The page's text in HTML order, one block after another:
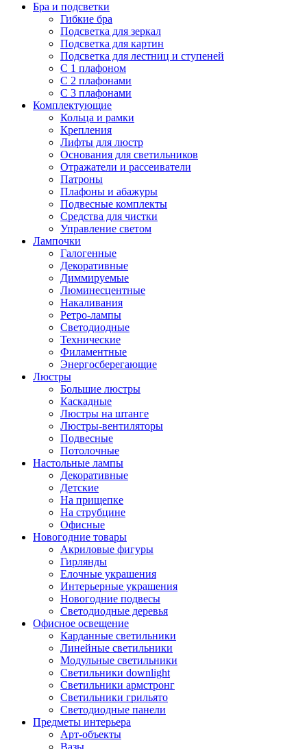
Бра и подсветки
Гибкие бра
Подсветка для зеркал
Подсветка для картин
Подсветка для лестниц и ступеней
С 1 плафоном
С 2 плафонами
С 3 плафонами
Комплектующие
Кольца и рамки
Крепления
Лифты для люстр
Основания для светильников
Отражатели и рассеиватели
Патроны
Плафоны и абажуры
Подвесные комплекты
Средства для чистки
Управление светом
Лампочки
Галогенные
Декоративные
Диммируемые
Люминесцентные
Накаливания
Ретро-лампы
Светодиодные
Технические
Филаментные
Энергосберегающие
Люстры
Большие люстры
Каскадные
Люстры на штанге
Люстры-вентиляторы
Подвесные
Потолочные
Настольные лампы
Декоративные
Детские
На прищепке
На струбцине
Офисные
Новогодние товары
Акриловые фигуры
Гирлянды
Елочные украшения
Интерьерные украшения
Новогодние подвесы
Светодиодные деревья
Офисное освещение
Карданные светильники
Линейные светильники
Модульные светильники
Светильники downlight
Светильники армстронг
Светильники грильято
Светодиодные панели
Предметы интерьера
Арт-объекты
Вазы